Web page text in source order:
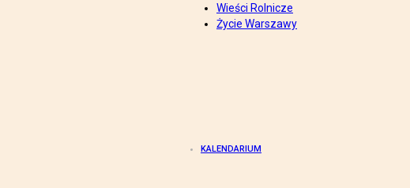
Wieści Rolnicze
Życie Warszawy
KALENDARIUM